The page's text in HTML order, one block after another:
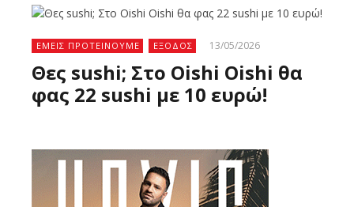
ΕΜΕΙΣ ΠΡΟΤΕΙΝΟΥΜΕ ΕΞΟΔΟΣ 13/05/2026
Θες sushi; Στο Oishi Oishi θα
φας 22 sushi με 10 ευρώ!